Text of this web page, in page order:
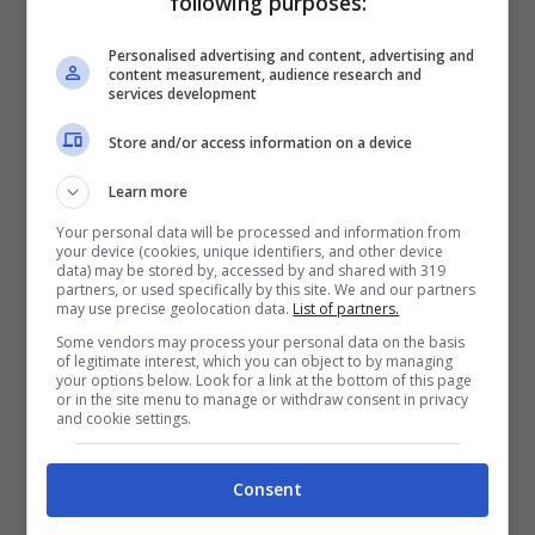
portare nella Capitale il tassello mancante per
la trequarti richiesto dall’allenatore.
In virtù di questo, stando a quanto riferisce
starebbe puntando con forza verso
DiaodelComocome piano B alla stella
dell’OM. L’attaccante senegalese, adesso in
vacanza dopo le fatiche del Mondiale, arriva
da una stagione faticosa per l’infortunio a
piede e bicipite femorale destro, ma potrebbe
rilanciarsi in giallorosso.
Assane Diao-Roma:
Personalised advertising and content, advertising and
content measurement, audience research and
services development
Store and/or access information on a device
Learn more
Your personal data will be processed and information from
your device (cookies, unique identifiers, and other device
data) may be stored by, accessed by and shared with 319
partners, or used specifically by this site. We and our partners
may use precise geolocation data. List of partners.
Some vendors may process your personal data on the basis
of legitimate interest, which you can object to by managing
your options below. Look for a link at the bottom of this page
or in the site menu to manage or withdraw consent in privacy
and cookie settings.
Consent